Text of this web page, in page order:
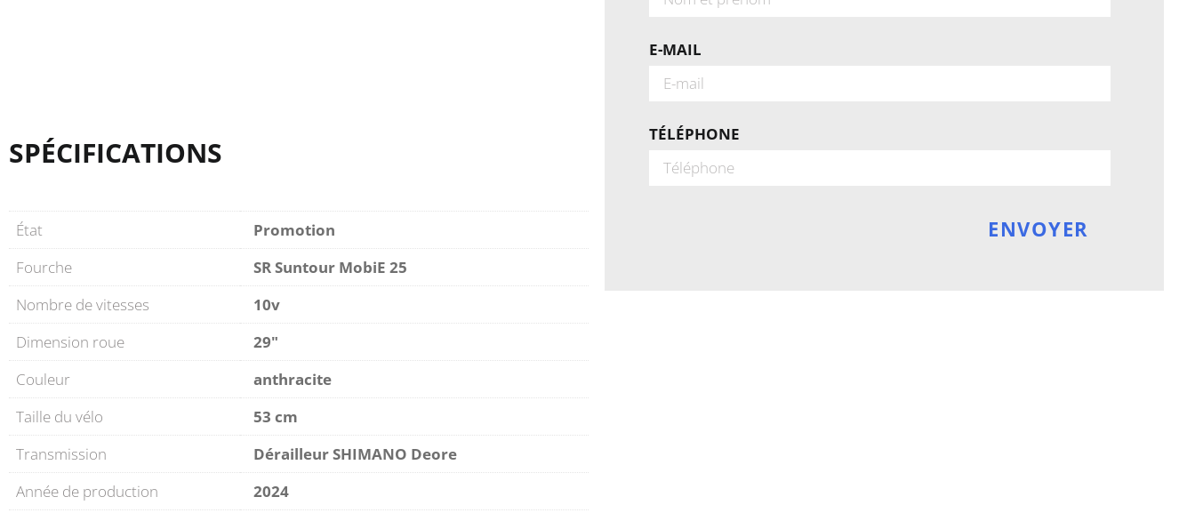
E-MAIL
TÉLÉPHONE
ENVOYER
SPÉCIFICATIONS
État
Promotion
Fourche
SR Suntour MobiE 25
Nombre de vitesses
10v
Dimension roue
29"
Couleur
anthracite
Taille du vélo
53 cm
Transmission
Dérailleur SHIMANO Deore
Année de production
2024